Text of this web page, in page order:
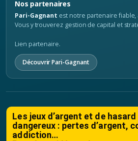
Nos partenaires
Pari-Gagnant est notre partenaire
Vous y trouverez gestion de capital et
Lien partenaire.
Découvrir Pari-Gagnant
Les jeux d’argent et de
dangereux : pertes d’argent,
addiction…